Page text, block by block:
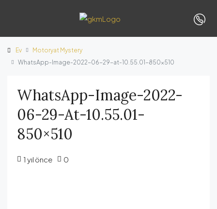
Ev
Motoryat Mystery
WhatsApp-Image-2022-06-29-at-10.55.01-850×510
WhatsApp-Image-2022-
06-29-At-10.55.01-
850×510
1 yıl önce 0